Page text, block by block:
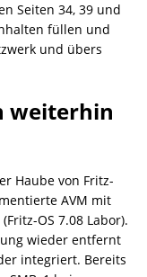
Seiten 34, 39 und
füllen und
und übers
weiterhin
Haube von Fritz-
AVM mit
OS 7.08 Labor).
wieder entfernt
integriert. Bereits